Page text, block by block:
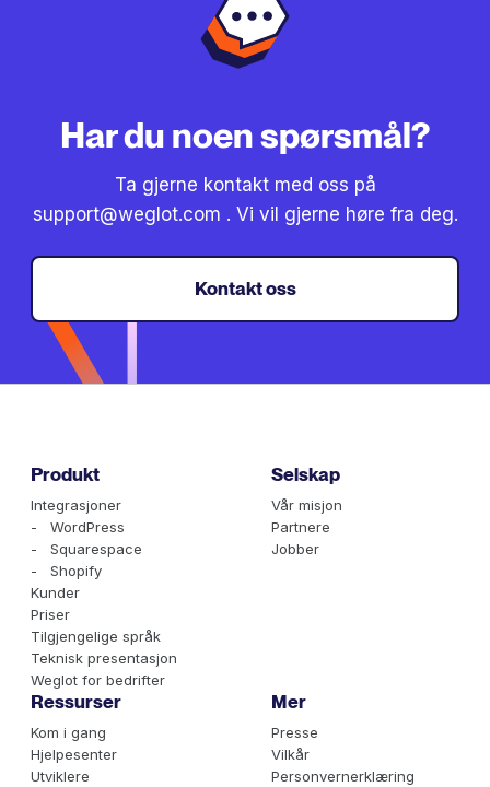
Har du noen spørsmål?
Ta gjerne kontakt med oss på
support@weglot.com . Vi vil gjerne høre fra deg.
Kontakt oss
Produkt
Integrasjoner
- WordPress
- Squarespace
- Shopify
Kunder
Priser
Tilgjengelige språk
Teknisk presentasjon
Weglot for bedrifter
Selskap
Vår misjon
Partnere
Jobber
Ressurser
Kom i gang
Hjelpesenter
Utviklere
Mer
Presse
Vilkår
Personvernerklæring